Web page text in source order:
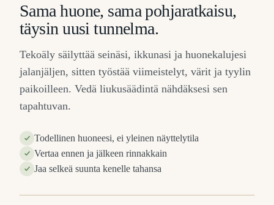
Sama huone, sama pohjaratkaisu,
täysin uusi tunnelma.
Tekoäly säilyttää seinäsi, ikkunasi ja huonekalujesi
jalanjäljen, sitten työstää viimeistelyt, värit ja tyylin
paikoilleen. Vedä liukusäädintä nähdäksesi sen
tapahtuvan.
Todellinen huoneesi, ei yleinen näyttelytila
Vertaa ennen ja jälkeen rinnakkain
Jaa selkeä suunta kenelle tahansa
ENNEN
⇔